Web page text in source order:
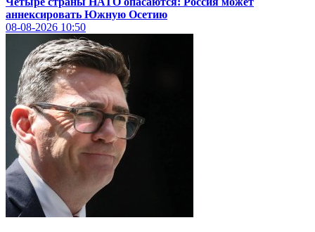
аннексировать Южную Осетию
08-08-2026 10:50